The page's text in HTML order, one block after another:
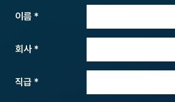
이름 *
회사 *
직급 *